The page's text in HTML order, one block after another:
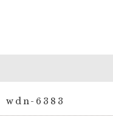
wdn-6383